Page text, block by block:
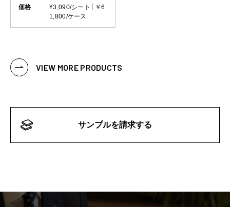
価格
¥3,090/シート
￥6
1,800/ケース
VIEW MORE PRODUCTS
サンプルを請求する